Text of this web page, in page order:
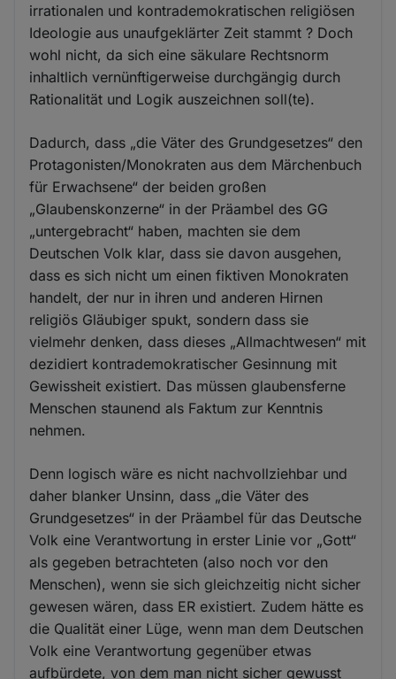
irrationalen und kontrademokratischen religiösen
Ideologie aus unaufgeklärter Zeit stammt ? Doch
wohl nicht, da sich eine säkulare Rechtsnorm
inhaltlich vernünftigerweise durchgängig durch
Rationalität und Logik auszeichnen soll(te).
Dadurch, dass „die Väter des Grundgesetzes“ den
Protagonisten/Monokraten aus dem Märchenbuch
für Erwachsene“ der beiden großen
„Glaubenskonzerne“ in der Präambel des GG
„untergebracht“ haben, machten sie dem
Deutschen Volk klar, dass sie davon ausgehen,
dass es sich nicht um einen fiktiven Monokraten
handelt, der nur in ihren und anderen Hirnen
religiös Gläubiger spukt, sondern dass sie
vielmehr denken, dass dieses „Allmachtwesen“ mit
dezidiert kontrademokratischer Gesinnung mit
Gewissheit existiert. Das müssen glaubensferne
Menschen staunend als Faktum zur Kenntnis
nehmen.
Denn logisch wäre es nicht nachvollziehbar und
daher blanker Unsinn, dass „die Väter des
Grundgesetzes“ in der Präambel für das Deutsche
Volk eine Verantwortung in erster Linie vor „Gott“
als gegeben betrachteten (also noch vor den
Menschen), wenn sie sich gleichzeitig nicht sicher
gewesen wären, dass ER existiert. Zudem hätte es
die Qualität einer Lüge, wenn man dem Deutschen
Volk eine Verantwortung gegenüber etwas
aufbürdete, von dem man nicht sicher gewusst